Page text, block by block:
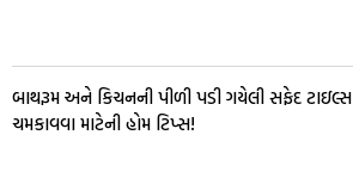
બાથરૂમ અને કિચનની પીળી પડી ગયેલી સફેદ ટાઇલ્સ
ચમકાવવા માટેની હોમ ટિપ્સ!